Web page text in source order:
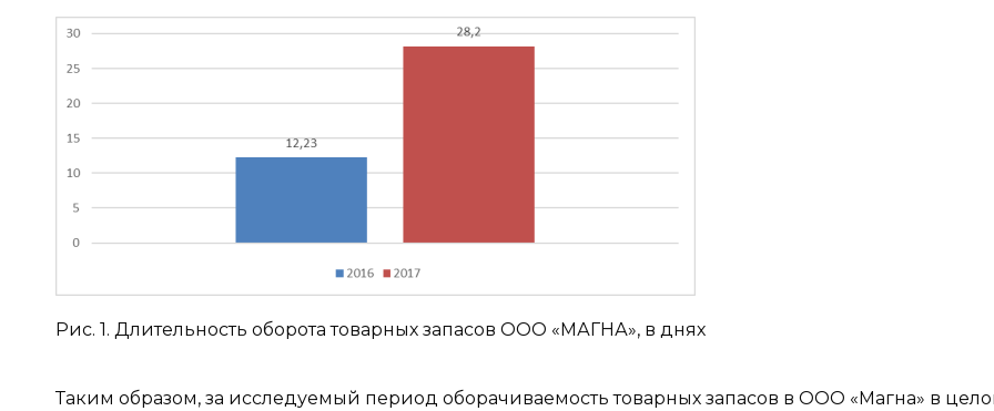
Рис. 1. Длительность оборота товарных запасов ООО «МАГНА», в днях
Таким образом, за исследуемый период оборачиваемость товарных запасов в ООО «Магна» в